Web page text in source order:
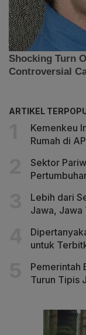
ARTIKEL
Kemenkeu
Rumah di
Sektor
Lebih dari
Jawa, Jawa
untuk
Pemerintah
Turun Tipis